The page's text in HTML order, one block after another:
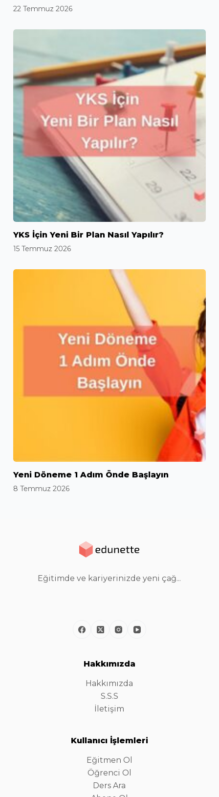
22 Temmuz 2026
YKS İçin Yeni Bir Plan Nasıl Yapılır?
15 Temmuz 2026
Yeni Döneme 1 Adım Önde Başlayın
8 Temmuz 2026
Eğitimde ve kariyerinizde yeni çağ...
Hakkımızda
Hakkımızda
S.S.S
İletişim
Kullanıcı İşlemleri
Eğitmen Ol
Öğrenci Ol
Ders Ara